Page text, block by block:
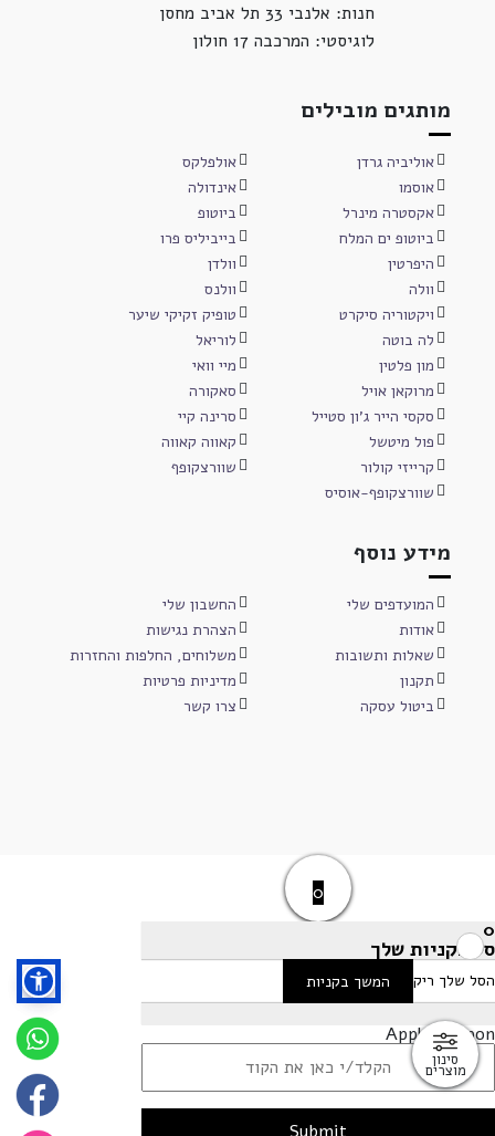
סינון
מוצרים
חנות: אלנבי 33 תל אביב מחסן
לוגיסטי: המרכבה 17 חולון
מותגים מובילים
אוליביה גרדן
אולפלקס
אוסמו
אינדולה
אקסטרה מינרל
ביוטופ
ביוטופ ים המלח
בייביליס פרו
היפרטין
וולדן
וולה
וולנס
ויקטוריה סיקרט
טופיק זקיקי שיער
לה בוטה
לוריאל
מון פלטין
מיי וואי
מרוקאן אויל
סאקורה
סקסי הייר ג'ון סטייל
סרינה קיי
פול מיטשל
קאווה קאווה
קרייזי קולור
שוורצקופף
שוורצקופף-אוסיס
מידע נוסף
המועדפים שלי
החשבון שלי
אודות
הצהרת נגישות
שאלות ותשובות
משלוחים, החלפות והחזרות
תקנון
מדיניות פרטיות
ביטול עסקה
צרו קשר
0
0
סל הקניות שלך
הסל שלך ריק המשך בקניות
Apply Coupon